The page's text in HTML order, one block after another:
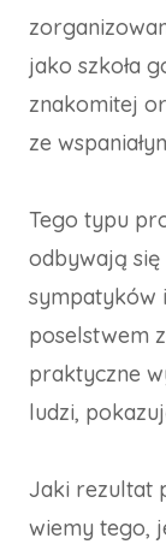
jako szkoła
znakomitej
ze
Tego typu
odbywają się
sympatyków
poselstwem
praktyczne
ludzi,
Jaki rezultat
wiemy tego,